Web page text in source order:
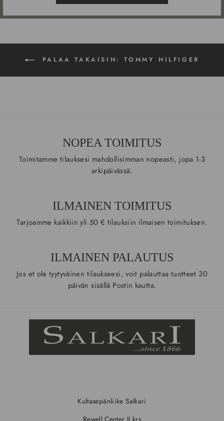
PALAA TAKAISIN: TOMMY HILFIGER
NOPEA TOIMITUS
Toimitamme tilauksesi mahdollisimman nopeasti, jopa 1-3
arkipäivässä.
ILMAINEN TOIMITUS
Tarjoamme kaikkiin yli 50 € tilauksiin ilmaisen toimituksen.
ILMAINEN PALAUTUS
Jos et ole tyytyväinen tilaukseesi, voit palauttaa tuotteet 30
päivän sisällä Postin kautta.
Kultasepänliike Salkari
Rewell Center II krs